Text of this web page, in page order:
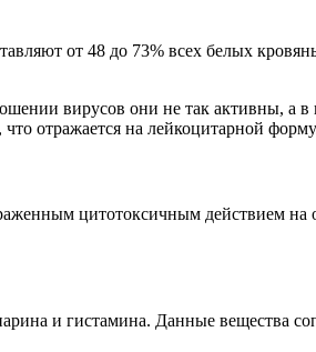
от 48 до 73% всех белых
вирусов они не так активны, а
отражается на лейкоцитарной
цитотоксичным действием
и гистамина. Данные вещества